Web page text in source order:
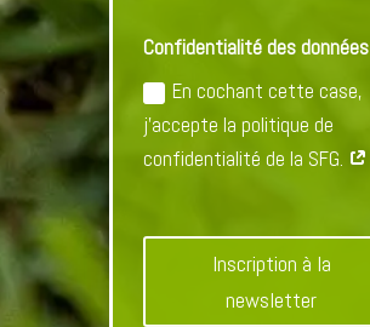
Confidentialité des données
En cochant cette case,
j'accepte la politique de
confidentialité de la SFG.
Inscription à la
newsletter